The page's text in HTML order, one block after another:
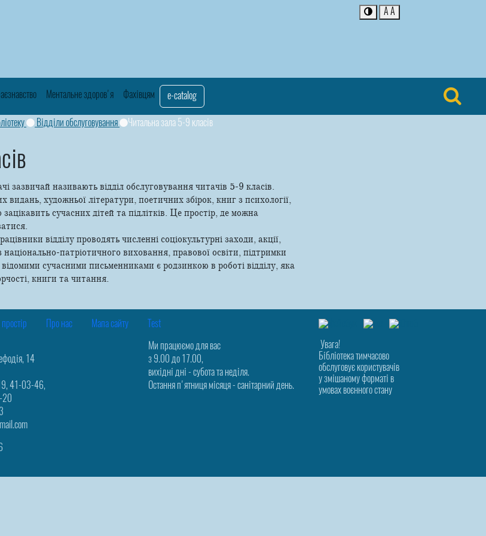
A A
Ментальне здоров'я Фахівцям e-catalog
Відділи обслуговування Читальна зала 5-9 класів
зазвичай називають відділ обслуговування читачів 5-9 класів.
художньої літератури, поетичних збірок, книг з психології,
сучасних дітей та підлітків. Це простір, де можна
відділу проводять численні соціокультурні заходи, акції,
патріотичного виховання, правової освіти, підтримки
відомими сучасними письменниками є родзинкою в роботі відділу, яка
книги та читання.
Про нас Мапа сайту Test
14
41-03-46,
20
Ми працюємо для вас
з 9.00 до 17.00,
вихідні дні - субота та неділя.
Остання п'ятниця місяця - санітарний день.
Увага!
Бібліотека тимчасово
обслуговує користувачів
у змішаному форматі в
умовах воєнного стану